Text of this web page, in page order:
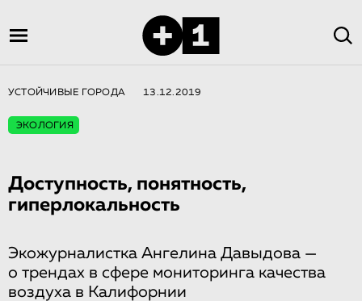
УСТОЙЧИВЫЕ ГОРОДА 13.12.2019
ЭКОЛОГИЯ
Доступность, понятность,
гиперлокальность
Экожурналистка Ангелина Давыдова —
о трендах в сфере мониторинга качества
воздуха в Калифорнии